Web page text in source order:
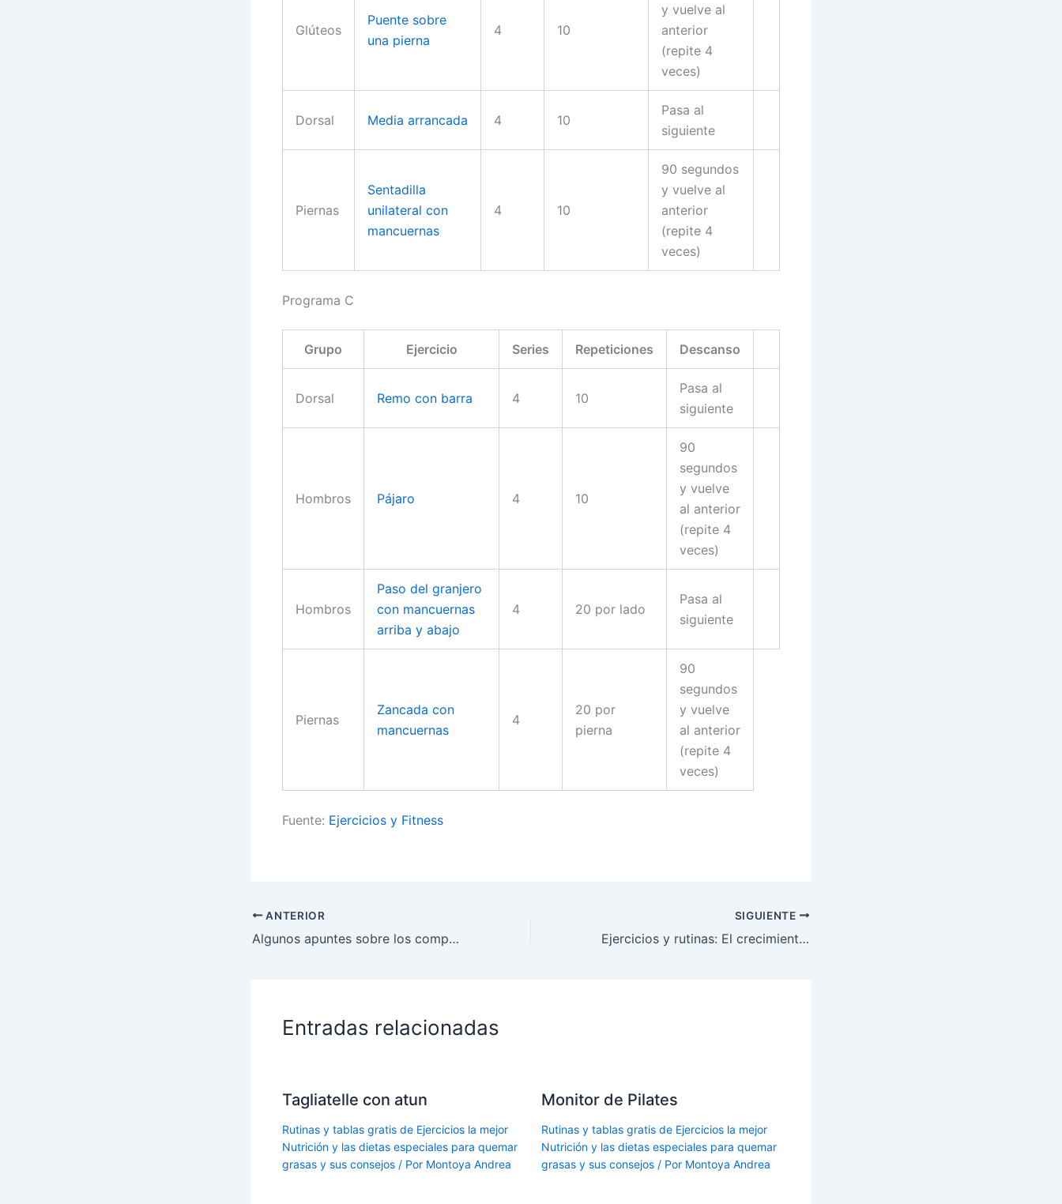
Glúteos
Puente sobre
una pierna
4 10
y vuelve al
anterior
(repite 4
veces)
Dorsal Media arrancada 4 10
Pasa al
siguiente
Piernas
Sentadilla
unilateral con
mancuernas
4 10
90 segundos
y vuelve al
anterior
(repite 4
veces)
Programa C
Grupo Ejercicio Series Repeticiones Descanso
Dorsal Remo con barra 4 10
Pasa al
siguiente
Hombros Pájaro 4 10
90
segundos
y vuelve
al anterior
(repite 4
veces)
Hombros
Paso del granjero
con mancuernas
arriba y abajo
4 20 por lado
Pasa al
siguiente
Piernas
Zancada con
mancuernas
4
20 por
pierna
90
segundos
y vuelve
al anterior
(repite 4
veces)
Fuente: Ejercicios y Fitness
ANTERIOR
Algunos apuntes sobre los complementos alimenticios
SIGUIENTE
Ejercicios y rutinas: El crecimiento funcional
Entradas relacionadas
Tagliatelle con atun
Rutinas y tablas gratis de Ejercicios la mejor
Nutrición y las dietas especiales para quemar
grasas y sus consejos / Por Montoya Andrea
Monitor de Pilates
Rutinas y tablas gratis de Ejercicios la mejor
Nutrición y las dietas especiales para quemar
grasas y sus consejos/ Por Montoya Andrea